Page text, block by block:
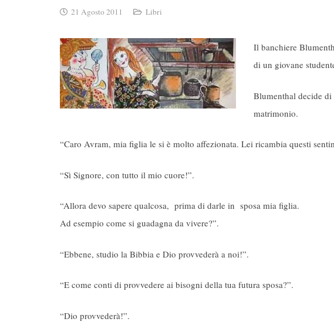
21 Agosto 2011 Libri
Il banchiere
di un giovane
Blumenthal decide
matrimonio.
“Caro Avram, mia figlia le si è molto affezionata. Lei ricambia questi
“Sì Signore, con tutto il mio cuore!”.
“Allora devo sapere qualcosa, prima di darle in sposa mia figlia.
Ad esempio come si guadagna da vivere?”.
“Ebbene, studio la Bibbia e Dio provvederà a noi!”.
“E come conti di provvedere ai bisogni della tua futura sposa?”.
“Dio provvederà!”.